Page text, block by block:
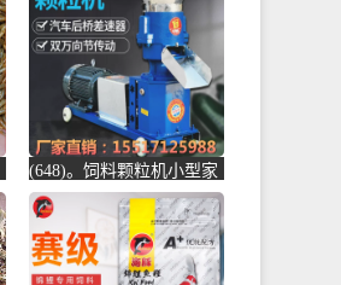
(648)。饲料颗粒机小型家
用大型养殖汽车后桥电动
制粒玉米秸-饲料颗粒机
(圣莫丽斯旗舰店仅售
874.5元)